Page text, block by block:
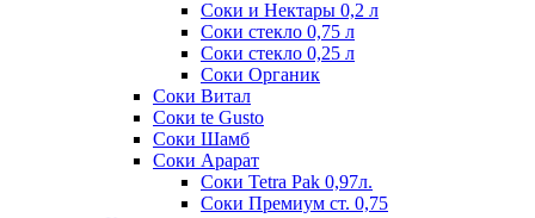
Соки и Нектары 0,2 л
Соки стекло 0,75 л
Соки стекло 0,25 л
Соки Органик
Соки Витал
Соки te Gusto
Соки Шамб
Соки Арарат
Соки Tetra Pak 0,97л.
Соки Премиум ст. 0,75